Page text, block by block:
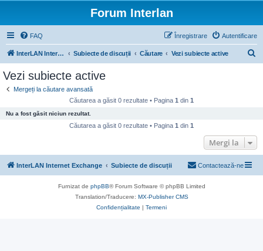
Forum Interlan
FAQ Autentificare
Înregistrare
InterLAN Internet Exchange Subiecte de discuții Căutare Vezi subiecte active
e
Vezi subiecte active
Mergeți la căutare avansată
Căutarea a găsit 0 rezultate • Pagina 1 din 1
Nu a fost găsit niciun rezultat.
Căutarea a găsit 0 rezultate • Pagina 1 din 1
Mergi la
InterLAN Internet Exchange Subiecte de discuții Contactează-ne
Furnizat de phpBB® Forum Software © phpBB Limited
Translation/Traducere: MX-Publisher CMS
Confidențialitate | Termeni